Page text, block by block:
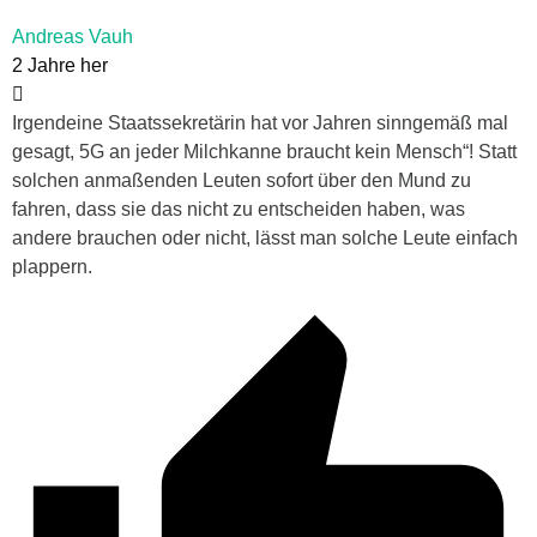
Andreas Vauh
2 Jahre her
Irgendeine Staatssekretärin hat vor Jahren sinngemäß mal
gesagt, 5G an jeder Milchkanne braucht kein Mensch“! Statt
solchen anmaßenden Leuten sofort über den Mund zu
fahren, dass sie das nicht zu entscheiden haben, was
andere brauchen oder nicht, lässt man solche Leute einfach
plappern.